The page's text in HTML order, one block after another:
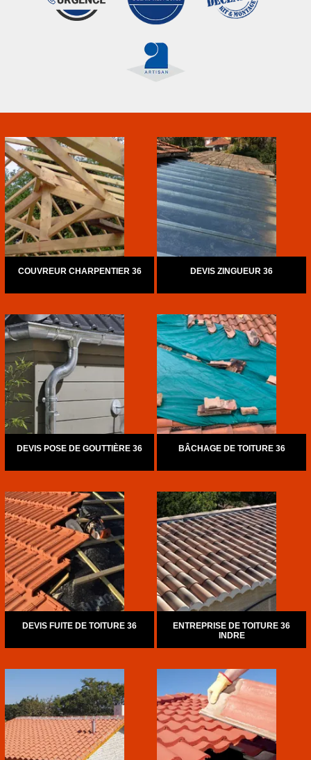
COUVREUR CHARPENTIER 36 DEVIS ZINGUEUR 36
DEVIS POSE DE GOUTTIÈRE 36 BÂCHAGE DE TOITURE 36
DEVIS FUITE DE TOITURE 36
ENTREPRISE DE TOITURE 36
INDRE